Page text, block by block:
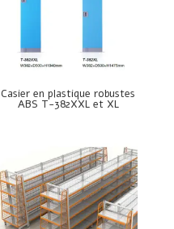
Casier en plastique robustes
ABS T-382XXL et XL